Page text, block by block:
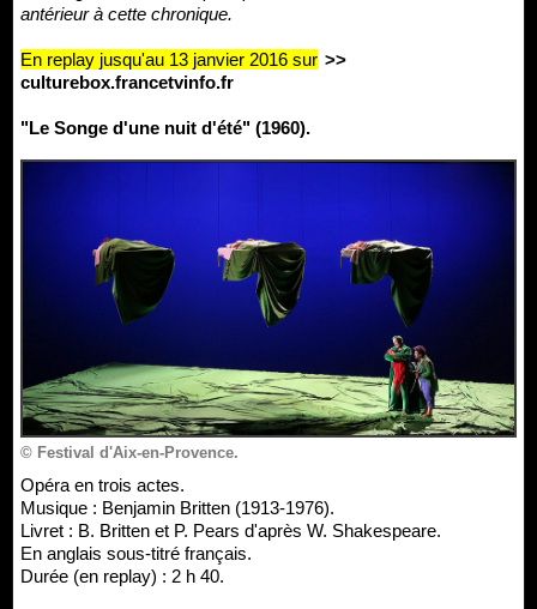
antérieur à cette chronique.
En replay jusqu'au 13 janvier 2016 sur >>
culturebox.francetvinfo.fr
"Le Songe d'une nuit d'été" (1960).
© Festival d'Aix-en-Provence.
Opéra en trois actes.
Musique : Benjamin Britten (1913-1976).
Livret : B. Britten et P. Pears d'après W. Shakespeare.
En anglais sous-titré français.
Durée (en replay) : 2 h 40.